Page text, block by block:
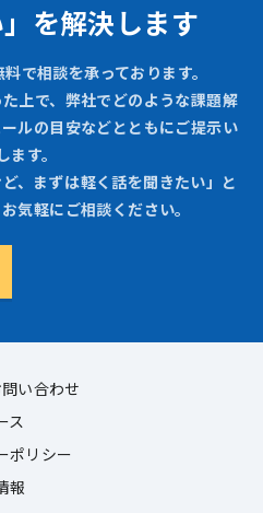
を解決します
で相談を承っております。
上で、弊社でどのような課題解
ルの目安などとともにご提示い
ます。
、まずは軽く話を聞きたい」と
気軽にご相談ください。
い合わせ
ス
ポリシー
報